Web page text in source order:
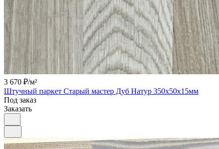
3 670 ₽/м²
Штучный паркет Старый мастер Дуб Натур 350х50х15мм
Под заказ
Заказать